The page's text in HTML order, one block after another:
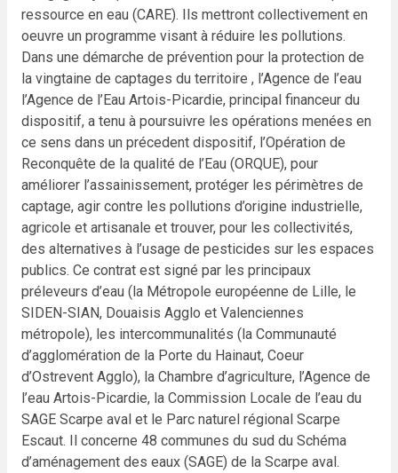
ressource en eau (CARE). Ils mettront collectivement en
oeuvre un programme visant à réduire les pollutions.
Dans une démarche de prévention pour la protection de
la vingtaine de captages du territoire , l’Agence de l’eau
l’Agence de l’Eau Artois-Picardie, principal financeur du
dispositif, a tenu à poursuivre les opérations menées en
ce sens dans un précedent dispositif, l’Opération de
Reconquête de la qualité de l’Eau (ORQUE), pour
améliorer l’assainissement, protéger les périmètres de
captage, agir contre les pollutions d’origine industrielle,
agricole et artisanale et trouver, pour les collectivités,
des alternatives à l’usage de pesticides sur les espaces
publics. Ce contrat est signé par les principaux
préleveurs d’eau (la Métropole européenne de Lille, le
SIDEN-SIAN, Douaisis Agglo et Valenciennes
métropole), les intercommunalités (la Communauté
d’agglomération de la Porte du Hainaut, Coeur
d’Ostrevent Agglo), la Chambre d’agriculture, l’Agence de
l’eau Artois-Picardie, la Commission Locale de l’eau du
SAGE Scarpe aval et le Parc naturel régional Scarpe
Escaut. Il concerne 48 communes du sud du Schéma
d’aménagement des eaux (SAGE) de la Scarpe aval.